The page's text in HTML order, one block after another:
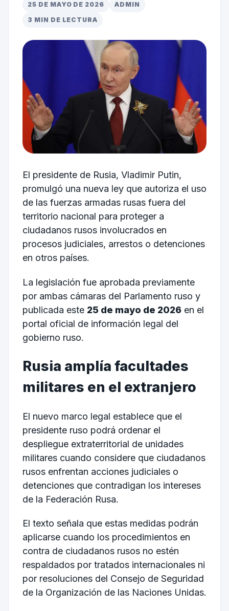
25 DE MAYO DE 2026
ADMIN
3 MIN DE LECTURA
El presidente de Rusia, Vladimir Putin,
promulgó una nueva ley que autoriza el uso
de las fuerzas armadas rusas fuera del
territorio nacional para proteger a
ciudadanos rusos involucrados en
procesos judiciales, arrestos o detenciones
en otros países.
La legislación fue aprobada previamente
por ambas cámaras del Parlamento ruso y
publicada este 25 de mayo de 2026 en el
portal oficial de información legal del
gobierno ruso.
Rusia amplía facultades
militares en el extranjero
El nuevo marco legal establece que el
presidente ruso podrá ordenar el
despliegue extraterritorial de unidades
militares cuando considere que ciudadanos
rusos enfrentan acciones judiciales o
detenciones que contradigan los intereses
de la Federación Rusa.
El texto señala que estas medidas podrán
aplicarse cuando los procedimientos en
contra de ciudadanos rusos no estén
respaldados por tratados internacionales ni
por resoluciones del Consejo de Seguridad
de la Organización de las Naciones Unidas.